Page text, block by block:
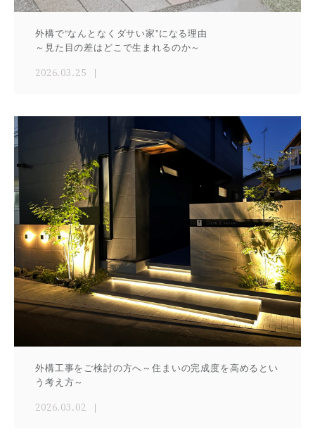
外構で“なんとなくダサい家”になる理由
～見た目の差はどこで生まれるのか～
2026.03.25
外構工事をご検討の方へ～住まいの完成度を高めるとい
う考え方～
2026.03.02